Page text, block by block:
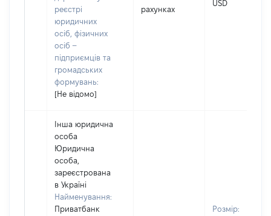
реєстрі
юридичних
осіб, фізичних
осіб –
підприємців та
громадських
формувань:
[Не відомо]
рахунках
USD
Інша юридична
особа
Юридична
особа,
зареєстрована
в Україні
Найменування:
Приватбанк
Розмір: